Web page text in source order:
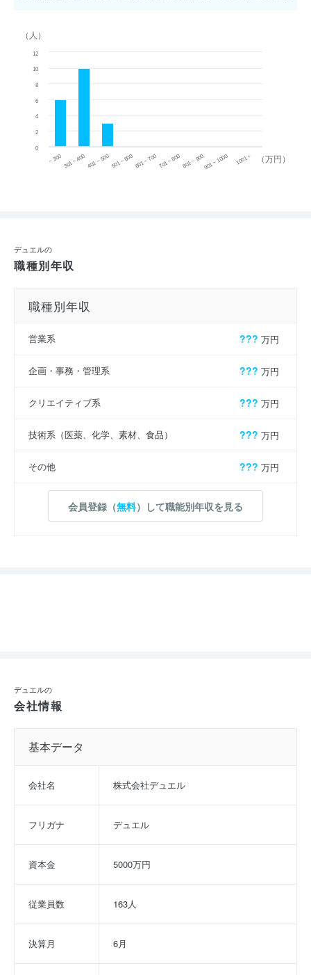
（万円）
（人）
~ 300 301 ~ 400 401 ~ 500501 ~ 600601 ~ 700701 ~ 800801 ~ 900901 ~ 1000 1001 ~
0
2
4
6
8
10
12
デュエルの
職種別年収
職種別年収
営業系 ??? 万円
企画・事務・管理系 ??? 万円
クリエイティブ系 ??? 万円
技術系（医薬、化学、素材、食品） ??? 万円
その他 ??? 万円
会員登録（無料）して職能別年収を見る
デュエルの
会社情報
基本データ
会社名 株式会社デュエル
フリガナ デュエル
資本金 5000万円
従業員数 163人
決算月 6月